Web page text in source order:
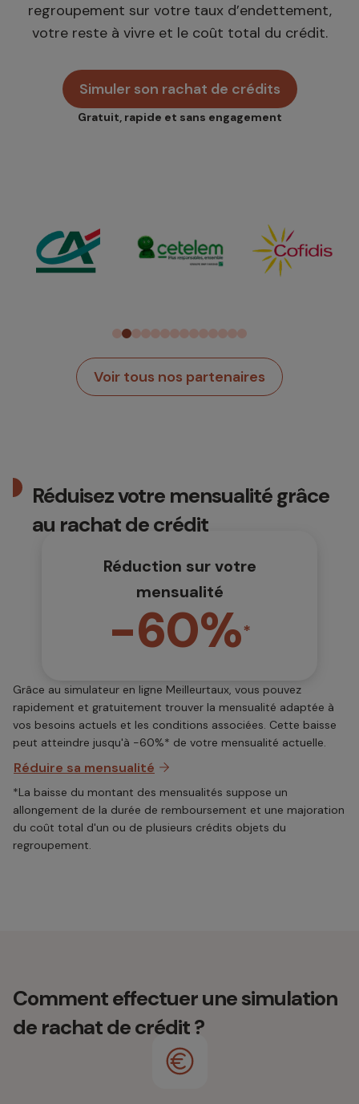
regroupement sur votre taux d’endettement,
votre reste à vivre et le coût total du crédit.
Simuler son rachat de crédits
Gratuit, rapide et sans engagement
Voir tous nos partenaires
Réduisez votre mensualité grâce
au rachat de crédit
Réduction sur votre
mensualité
-60%*
Grâce au simulateur en ligne Meilleurtaux, vous pouvez
rapidement et gratuitement trouver la mensualité adaptée à
vos besoins actuels et les conditions associées. Cette baisse
peut atteindre jusqu'à -60%* de votre mensualité actuelle.
Réduire sa mensualité
*La baisse du montant des mensualités suppose un
allongement de la durée de remboursement et une majoration
du coût total d'un ou de plusieurs crédits objets du
regroupement.
Comment effectuer une simulation
de rachat de crédit ?